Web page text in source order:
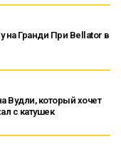
на Гранди При Bellator в
Вудли, который хочет
с катушек